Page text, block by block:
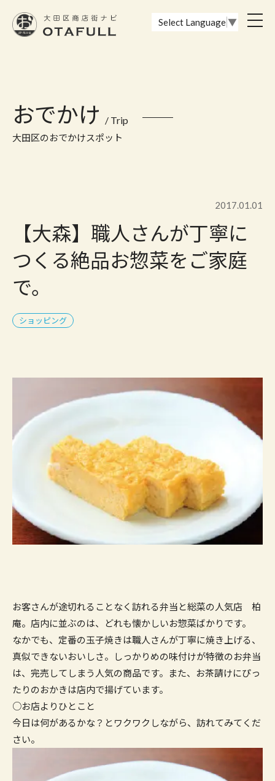
Select Language ▼
おでかけ / Trip
大田区のおでかけスポット
2017.01.01
【大森】職人さんが丁寧に
つくる絶品お惣菜をご家庭
で。
ショッピング
お客さんが途切れることなく訪れる弁当と総菜の人気店 柏
庵。店内に並ぶのは、どれも懐かしいお惣菜ばかりです。
なかでも、定番の玉子焼きは職人さんが丁寧に焼き上げる、
真似できないおいしさ。しっかりめの味付けが特徴のお弁当
は、完売してしまう人気の商品です。また、お茶請けにぴっ
たりのおかきは店内で揚げています。
○お店よりひとこと
今日は何があるかな？とワクワクしながら、訪れてみてくだ
さい。